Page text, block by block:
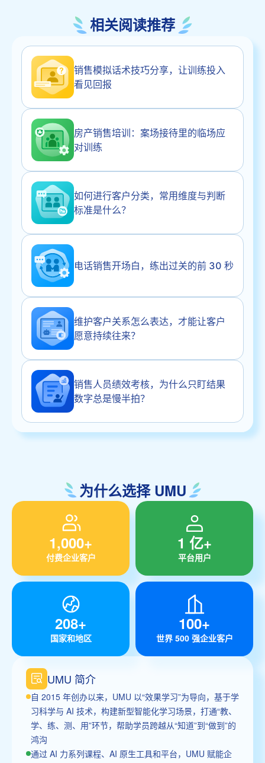
相关阅读推荐
销售模拟话术技巧分享，让训练投入
看见回报
房产销售培训：案场接待里的临场应
对训练
如何进行客户分类，常用维度与判断
标准是什么？
电话销售开场白，练出过关的前 30 秒
维护客户关系怎么表达，才能让客户
愿意持续往来？
销售人员绩效考核，为什么只盯结果
数字总是慢半拍？
为什么选择 UMU
1,000+
付费企业客户
1 亿+
平台用户
208+
国家和地区
100+
世界 500 强企业客户
UMU 简介
自 2015 年创办以来，UMU 以“效果学习”为导向，基于学
习科学与 AI 技术，构建新型智能化学习场景，打通“教、
学、练、测、用”环节，帮助学员跨越从“知道”到“做到”的
鸿沟
通过 AI 力系列课程、AI 原生工具和平台，UMU 赋能企